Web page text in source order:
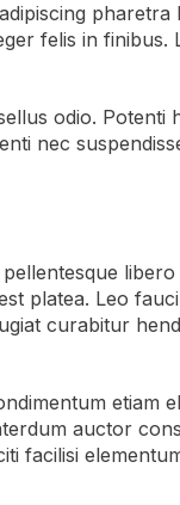
pharetra
felis in finibus.
odio. Potenti
nec
platea. Leo
curabitur
etiam
auctor
facilisi